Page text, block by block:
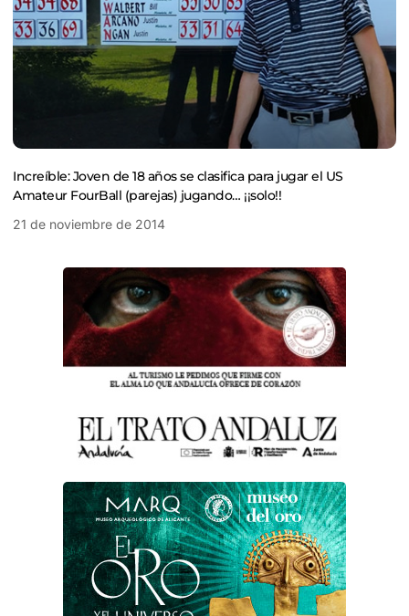
Increíble: Joven de 18 años se clasifica para jugar el US
Amateur FourBall (parejas) jugando… ¡¡solo!!
21 de noviembre de 2014